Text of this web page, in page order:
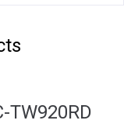
TW920RD